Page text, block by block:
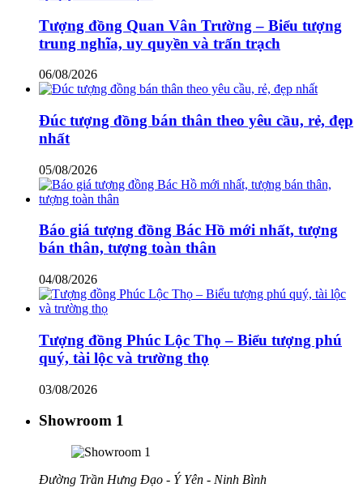
Tượng đồng Quan Vân Trường – Biểu tượng
trung nghĩa, uy quyền và trấn trạch
06/08/2026
Đúc tượng đồng bán thân theo yêu cầu, rẻ, đẹp
nhất
05/08/2026
Báo giá tượng đồng Bác Hồ mới nhất, tượng
bán thân, tượng toàn thân
04/08/2026
Tượng đồng Phúc Lộc Thọ – Biểu tượng phú
quý, tài lộc và trường thọ
03/08/2026
Showroom 1
Đường Trần Hưng Đạo - Ý Yên - Ninh Bình